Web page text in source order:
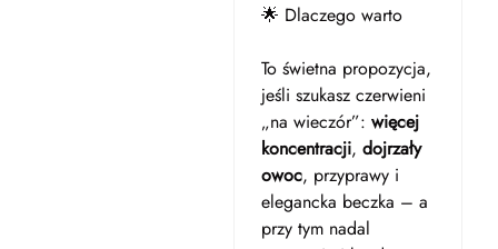
🌟 Dlaczego warto
To świetna propozycja,
jeśli szukasz czerwieni
„na wieczór”: więcej
koncentracji, dojrzały
owoc, przyprawy i
elegancka beczka – a
przy tym nadal